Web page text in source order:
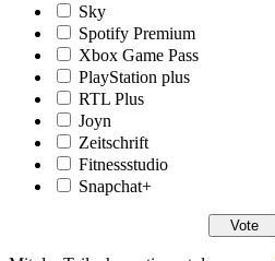
Sky
Spotify Premium
Xbox Game Pass
PlayStation plus
RTL Plus
Joyn
Zeitschrift
Fitnessstudio
Snapchat+